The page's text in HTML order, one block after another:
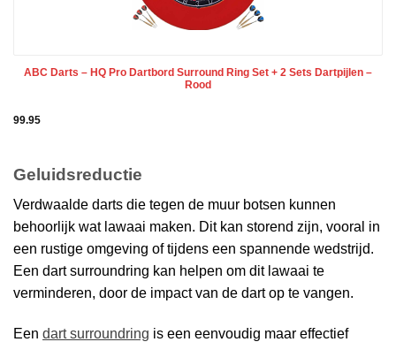
ABC Darts – HQ Pro Dartbord Surround Ring Set + 2 Sets Dartpijlen –
Rood
99.95
Geluidsreductie
Verdwaalde darts die tegen de muur botsen kunnen
behoorlijk wat lawaai maken. Dit kan storend zijn, vooral in
een rustige omgeving of tijdens een spannende wedstrijd.
Een dart surroundring kan helpen om dit lawaai te
verminderen, door de impact van de dart op te vangen.
Een dart surroundring is een eenvoudig maar effectief